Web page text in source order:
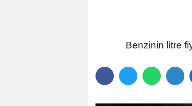
Benzinin litre